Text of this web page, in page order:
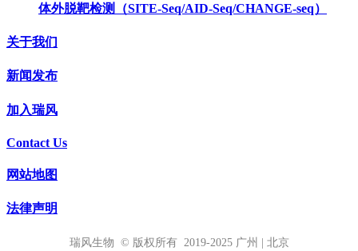
体外脱靶检测（SITE-Seq/AID-Seq/CHANGE-seq）
关于我们
新闻发布
加入瑞风
Contact Us
网站地图
法律声明
瑞风生物 © 版权所有 2019-2025 广州 | 北京